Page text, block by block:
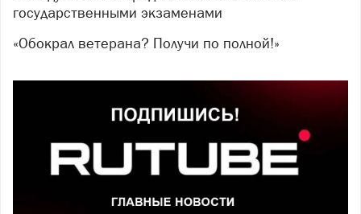
государственными экзаменами
«Обокрал ветерана? Получи по полной!»